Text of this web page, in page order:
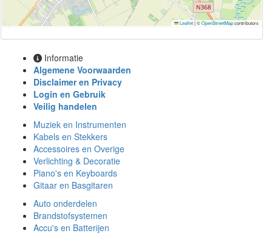
Leaflet|©OpenStreetMapcontributors
Informatie
Algemene Voorwaarden
Disclaimer en Privacy
Login en Gebruik
Veilig handelen
Muziek en Instrumenten
Kabels en Stekkers
Accessoires en Overige
Verlichting & Decoratie
Piano's en Keyboards
Gitaar en Basgitaren
Auto onderdelen
Brandstofsystemen
Accu's en Batterijen